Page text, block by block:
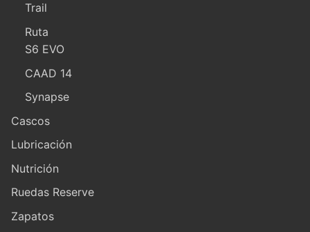
Trail
Ruta
S6 EVO
CAAD 14
Synapse
Cascos
Lubricación
Nutrición
Ruedas Reserve
Zapatos